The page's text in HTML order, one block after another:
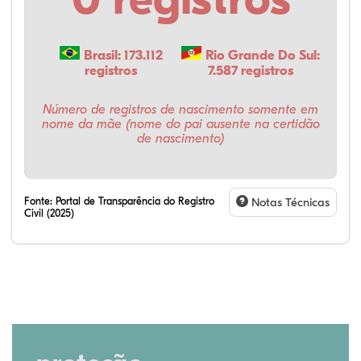
Brasil: 173.112
registros
Rio Grande Do Sul:
7.587 registros
Número de registros de nascimento somente em
nome da mãe (nome do pai ausente na certidão
de nascimento)
Fonte: Portal de Transparência do Registro
Civil (2025)
Notas Técnicas